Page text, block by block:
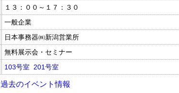
１３：００～１７：３０
一般企業
日本事務器㈱新潟営業所
無料展示会・セミナー
103号室 201号室
過去のイベント情報